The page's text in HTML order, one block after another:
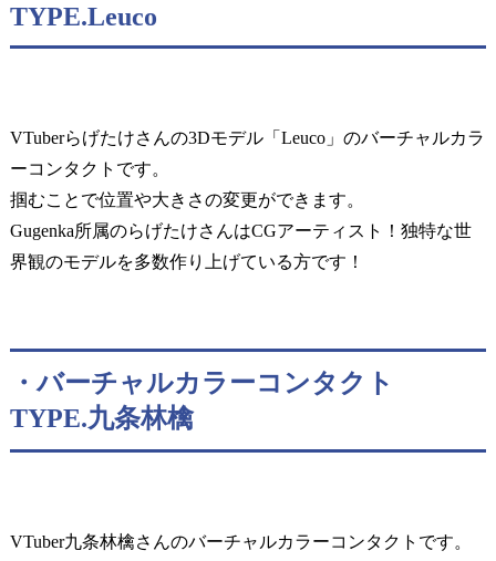
TYPE.Leuco
VTuberらげたけさんの3Dモデル「Leuco」のバーチャルカラ
ーコンタクトです。
掴むことで位置や大きさの変更ができます。
Gugenka所属のらげたけさんはCGアーティスト！独特な世
界観のモデルを多数作り上げている方です！
・バーチャルカラーコンタクト
TYPE.九条林檎
VTuber九条林檎さんのバーチャルカラーコンタクトです。